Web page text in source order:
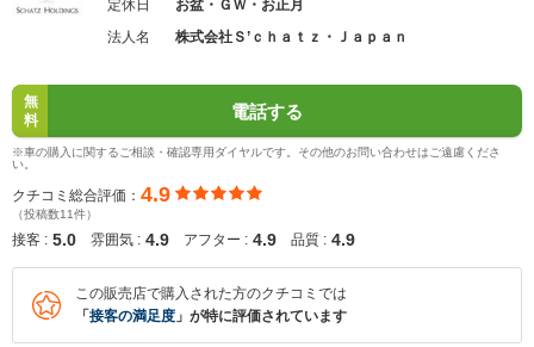
定休日
お盆・ＧＷ・お正月
法人名
株式会社Ｓ’ｃｈａｔｚ・Ｊａｐａｎ
無
料
電話する
※車の購入に関するご相談・確認専用ダイヤルです。その他のお問い合わせはご遠慮くださ
い。
クチコミ総合評価： 4.9
（投稿数11件）
接客 : 5.0 雰囲気 : 4.9 アフター : 4.9 品質 : 4.9
この販売店で購入された方のクチコミでは
「 接客の満足度 」が特に評価されています